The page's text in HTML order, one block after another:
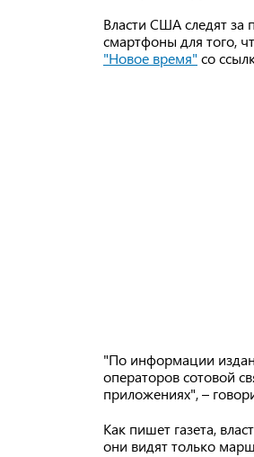
Власти США следят за
смартфоны для того,
"Новое время" со
"По информации
операторов сотовой
приложениях", –
Как пишет газета,
они видят только